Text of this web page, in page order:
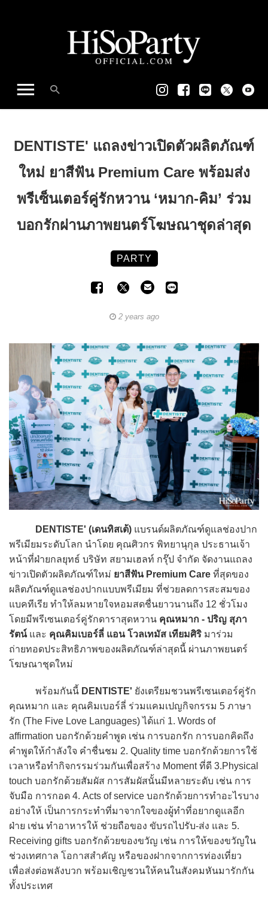
DENTISTE' แถลงข่าวเปิดตัวผลิตภัณฑ์
ใหม่ ยาสีฟัน Premium Care พร้อมส่ง
พรีเซ็นเตอร์คู่รักหวาน ‘หมาก-คิม’ ร่วม
บอกรักผ่านภาพยนตร์โฆษณาชุดล่าสุด
PARTY
2 years ago
DENTISTE' (เดนทิสเต้) แบรนด์ผลิตภัณฑ์ดูแลช่องปาก
พรีเมียมระดับโลก นำโดย คุณศิวกร พิทยานุกุล ประธานเจ้า
หน้าที่ฝ่ายกลยุทธ์ บริษัท สยามเฮลท์ กรุ๊ป จำกัด จัดงานแถลง
ข่าวเปิดตัวผลิตภัณฑ์ใหม่ ยาสีฟัน Premium Care ที่สุดของ
ผลิตภัณฑ์ดูแลช่องปากแบบพรีเมียม ที่ช่วยลดการสะสมของ
แบคทีเรีย ทำให้ลมหายใจหอมสดชื่นยาวนานถึง 12 ชั่วโมง
โดยมีพรีเซนเตอร์คู่รักดาราสุดหวาน คุณหมาก - ปริญ สุภา
รัตน์และ คุณคิมเบอร์ลี่ แอน โวลเทมัส เทียมศิริ มาร่วม
ถ่ายทอดประสิทธิภาพของผลิตภัณฑ์ล่าสุดนี้ ผ่านภาพยนตร์
โฆษณาชุดใหม่
พร้อมกันนี้ DENTISTE' ยังเตรียมชวนพรีเซนเตอร์คู่รัก
คุณหมาก และ คุณคิมเบอร์ลี่ ร่วมแคมเปญกิจกรรม 5 ภาษา
รัก (The Five Love Languages) ได้แก่ 1. Words of
affirmation บอกรักด้วยคำพูด เช่น การบอกรัก การบอกคิดถึง
คำพูดให้กำลังใจ คำชื่นชม 2. Quality time บอกรักด้วยการใช้
เวลาหรือทำกิจกรรมร่วมกันเพื่อสร้าง Moment ที่ดี 3.Physical
touch บอกรักด้วยสัมผัส การสัมผัสนั้นมีหลายระดับ เช่น การ
จับมือ การกอด 4. Acts of service บอกรักด้วยการทำอะไรบาง
อย่างให้ เป็นการกระทำที่มาจากใจของผู้ทำที่อยากดูแลอีก
ฝ่าย เช่น ทำอาหารให้ ช่วยถือของ ขับรถไปรับ-ส่ง และ 5.
Receiving gifts บอกรักด้วยของขวัญ เช่น การให้ของขวัญใน
ช่วงเทศกาล โอกาสสำคัญ หรือของฝากจากการท่องเที่ยว
เพื่อส่งต่อพลังบวก พร้อมเชิญชวนให้คนในสังคมหันมารักกัน
ทั้งประเทศ